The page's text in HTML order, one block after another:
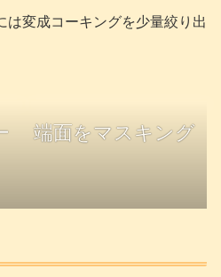
は変成コーキングを少量絞り出
端面をマスキング